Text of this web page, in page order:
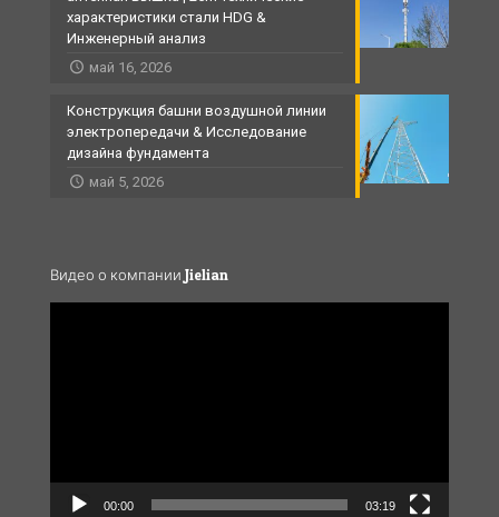
характеристики стали HDG &
Инженерный анализ
май 16, 2026
Конструкция башни воздушной линии
электропередачи & Исследование
дизайна фундамента
май 5, 2026
Видео о компании Jielian
00:00 03:19